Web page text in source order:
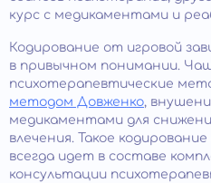
курс с медикаментами и
Кодирование от игровой
в привычном понимании.
психотерапевтические
методом Довженко,
медикаментами для
влечения. Такое
всегда идет в составе
консультации